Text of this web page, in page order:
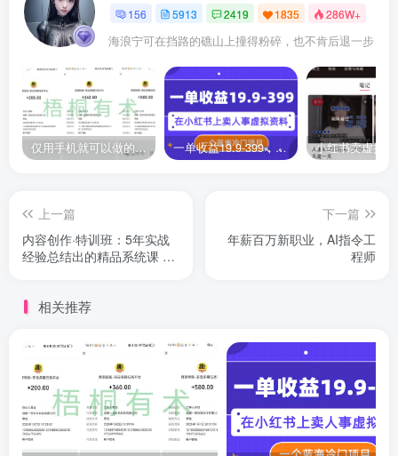
156 5913 2419 1835 286W+
海浪宁可在挡路的礁山上撞得粉碎，也不肯后退一步
仅用手机就可以做的小项目，当天就能见钱，每天100-300 一单收益19.9-399，一个蓝海冷门项目，在小红书上卖人事虚拟资料
上一篇
内容创作·特训班：5年实战
经验总结出的精品系统课 方
下一篇
年薪百万新职业，AI指令工
程师
相关推荐